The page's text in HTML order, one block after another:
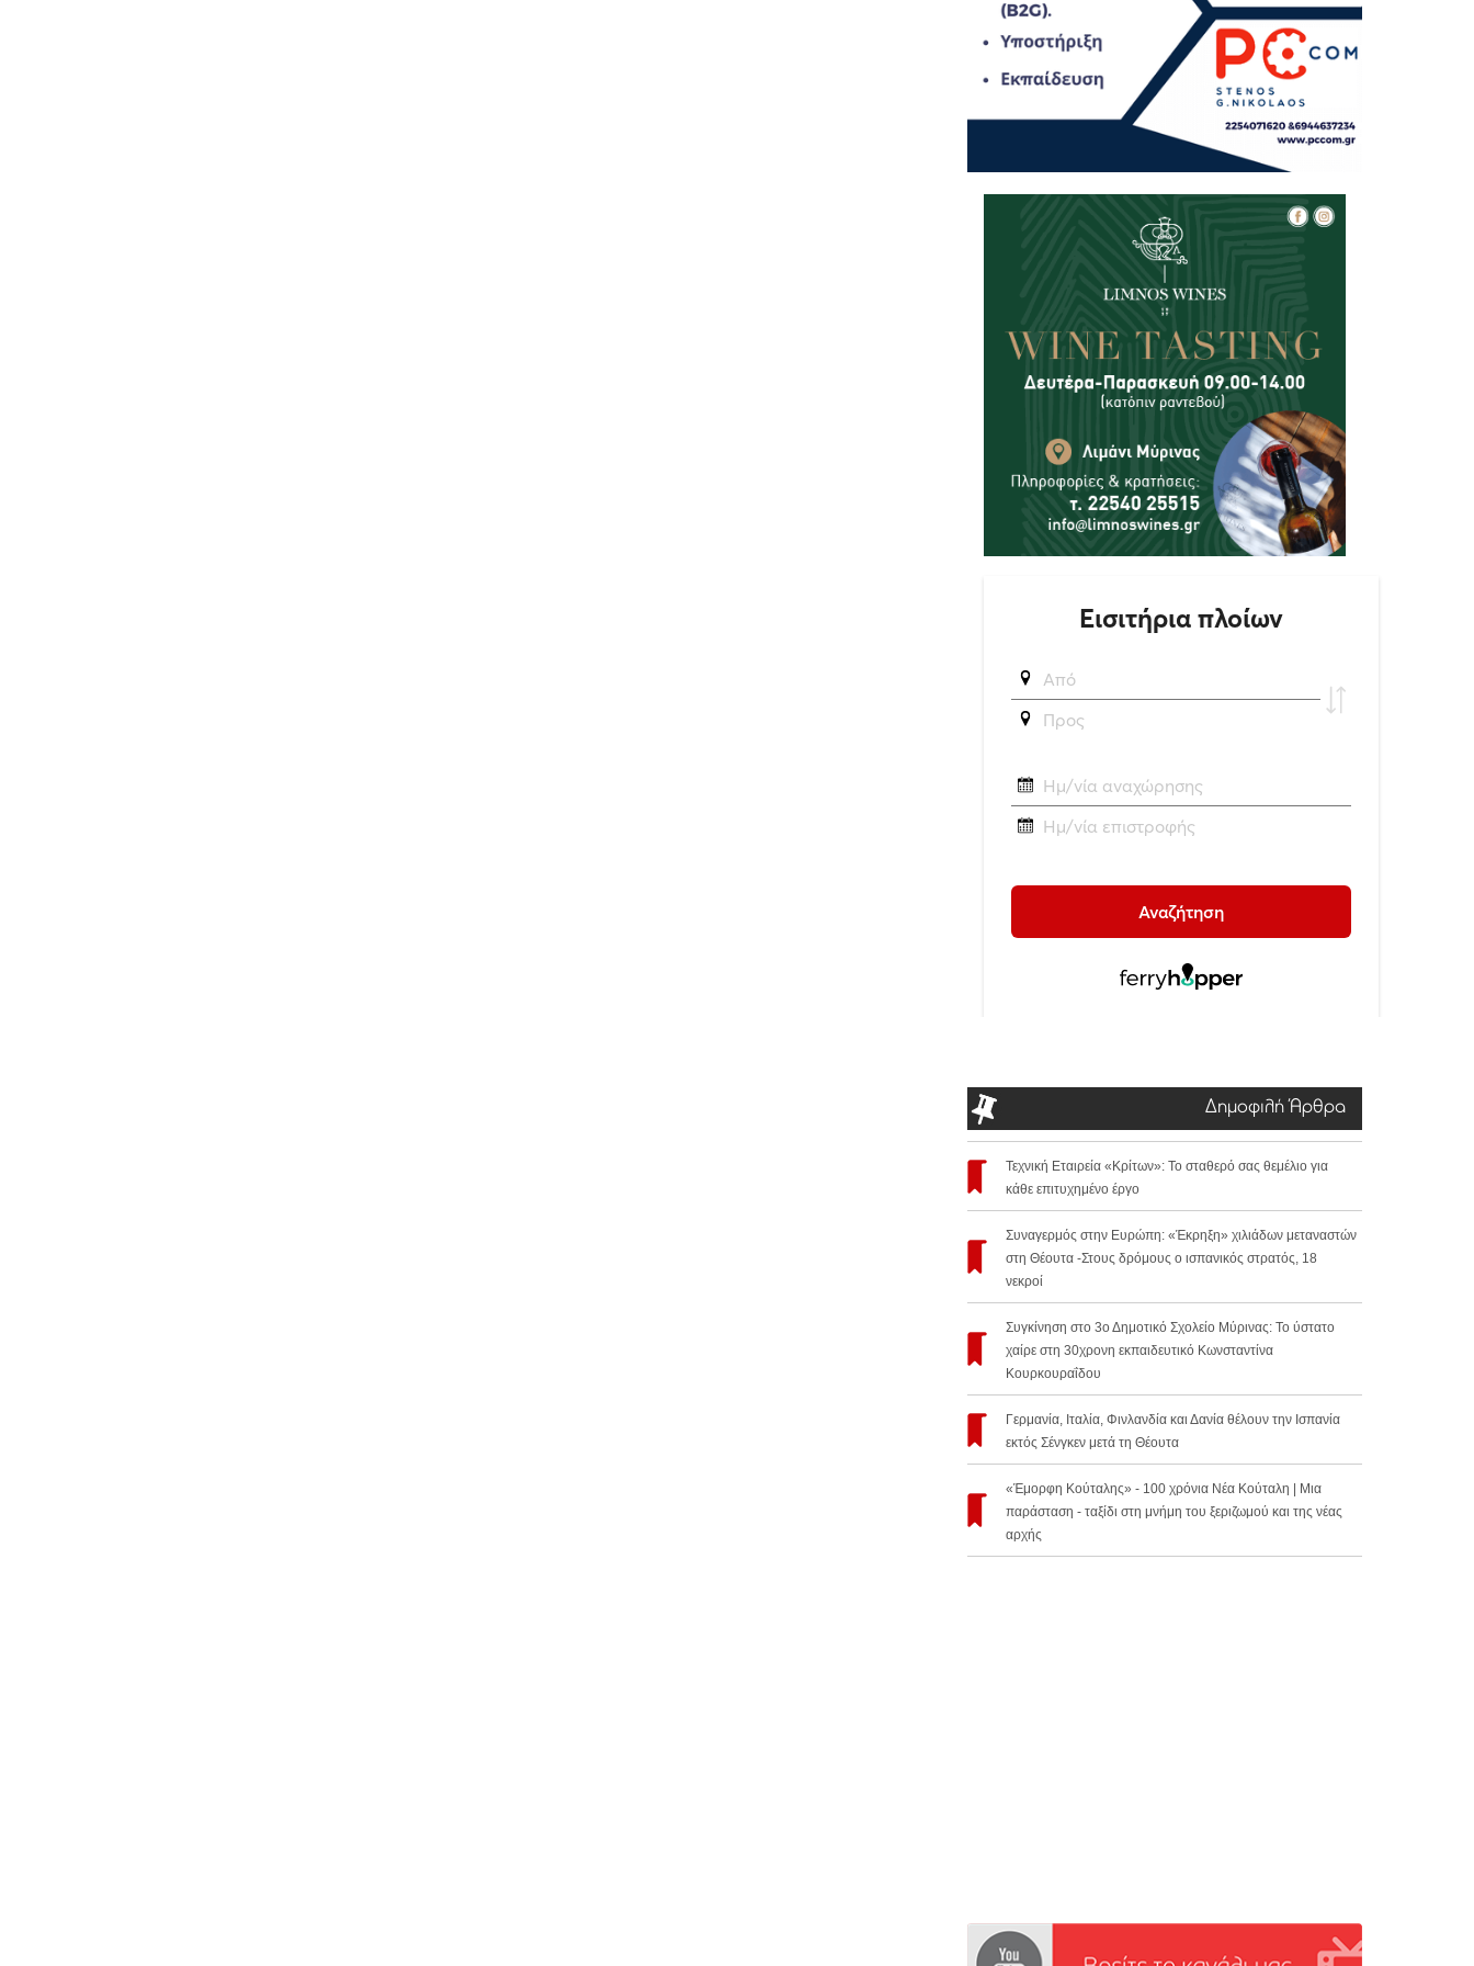
Δημοφιλή Άρθρα
Τεχνική Εταιρεία «Κρίτων»: Το σταθερό σας θεμέλιο για
κάθε επιτυχημένο έργο
Συναγερμός στην Ευρώπη: «Έκρηξη» χιλιάδων μεταναστών
στη Θέουτα -Στους δρόμους ο ισπανικός στρατός, 18
νεκροί
Συγκίνηση στο 3ο Δημοτικό Σχολείο Μύρινας: Το ύστατο
χαίρε στη 30χρονη εκπαιδευτικό Κωνσταντίνα
Κουρκουραΐδου
Γερμανία, Ιταλία, Φινλανδία και Δανία θέλουν την Ισπανία
εκτός Σένγκεν μετά τη Θέουτα
«Έμορφη Κούταλης» - 100 χρόνια Νέα Κούταλη | Μια
παράσταση - ταξίδι στη μνήμη του ξεριζωμού και της νέας
αρχής